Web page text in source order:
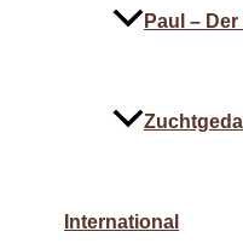
Paul –
International